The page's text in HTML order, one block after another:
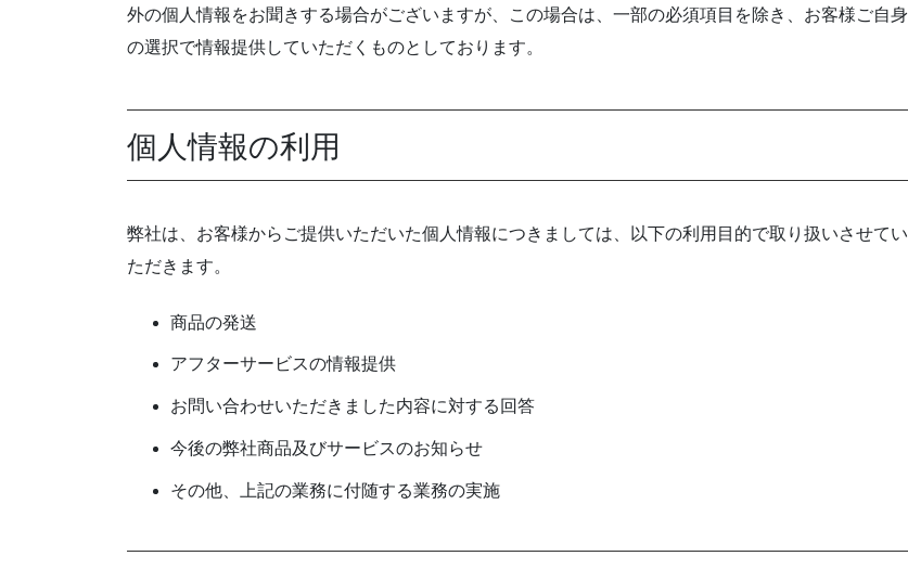
外の個人情報をお聞きする場合がございますが、この場合は、一部の必須項目を除き、お客様ご自身
の選択で情報提供していただくものとしております。
個人情報の利用
弊社は、お客様からご提供いただいた個人情報につきましては、以下の利用目的で取り扱いさせてい
ただきます。
商品の発送
アフターサービスの情報提供
お問い合わせいただきました内容に対する回答
今後の弊社商品及びサービスのお知らせ
その他、上記の業務に付随する業務の実施